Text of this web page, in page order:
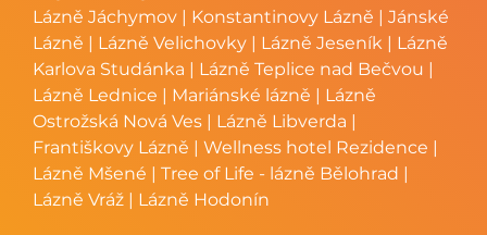
Lázně Jáchymov | Konstantinovy Lázně | Jánské
Lázně | Lázně Velichovky | Lázně Jeseník | Lázně
Karlova Studánka | Lázně Teplice nad Bečvou |
Lázně Lednice | Mariánské lázně | Lázně
Ostrožská Nová Ves | Lázně Libverda |
Františkovy Lázně | Wellness hotel Rezidence |
Lázně Mšené | Tree of Life - lázně Bělohrad |
Lázně Vráž | Lázně Hodonín